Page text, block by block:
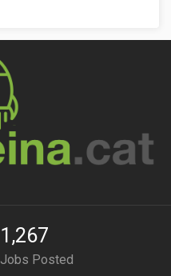
1,267
Jobs Posted